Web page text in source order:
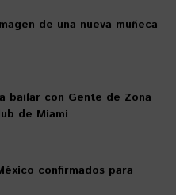
de una nueva muñeca
bailar con Gente de Zona
de Miami
confirmados para